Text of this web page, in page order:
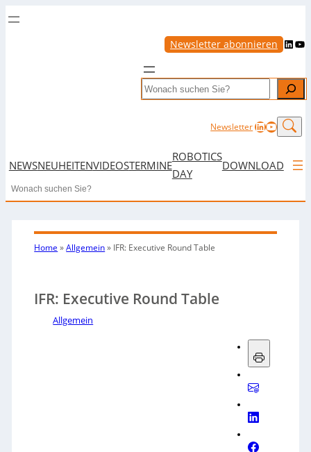
Newsletter abonnieren LinkedIn YouTube
Search
NewsletterLinkedIn
NEWSNEUHEITENVIDEOSTERMINE
ROBOTICS
DAY
DOWNLOAD
Search
Home »Allgemein» IFR: Executive Round Table
IFR: Executive Round Table
Allgemein